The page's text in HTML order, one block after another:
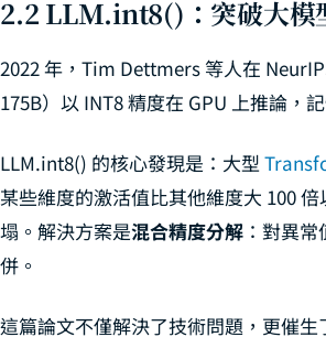
2.2 LLM.int8()：突破大模
2022 年，Tim Dettmers 等人在
175B）以 INT8 精度在 GPU 上推論，
LLM.int8() 的核心發現是：大型
某些維度的激活值比其他維度大 100
塌。解決方案是混合精度分解 ：對異
併。
這篇論文不僅解決了技術問題，更催生